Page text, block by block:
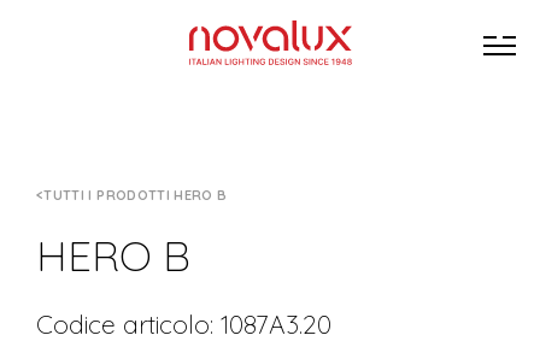
TUTTI I PRODOTTI HERO B
HERO B
Codice articolo: 1087A3.20